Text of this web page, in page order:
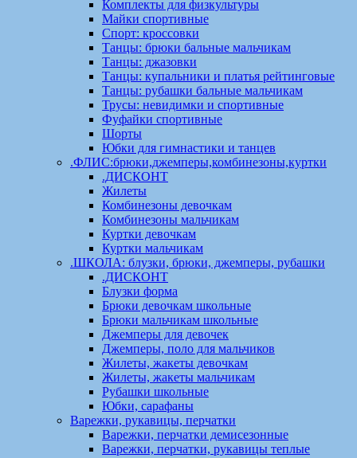
Комплекты для физкультуры
Майки спортивные
Спорт: кроссовки
Танцы: брюки бальные мальчикам
Танцы: джазовки
Танцы: купальники и платья рейтинговые
Танцы: рубашки бальные мальчикам
Трусы: невидимки и спортивные
Фуфайки спортивные
Шорты
Юбки для гимнастики и танцев
.ФЛИС:брюки,джемперы,комбинезоны,куртки
.ДИСКОНТ
Жилеты
Комбинезоны девочкам
Комбинезоны мальчикам
Куртки девочкам
Куртки мальчикам
.ШКОЛА: блузки, брюки, джемперы, рубашки
.ДИСКОНТ
Блузки форма
Брюки девочкам школьные
Брюки мальчикам школьные
Джемперы для девочек
Джемперы, поло для мальчиков
Жилеты, жакеты девочкам
Жилеты, жакеты мальчикам
Рубашки школьные
Юбки, сарафаны
Варежки, рукавицы, перчатки
Варежки, перчатки демисезонные
Варежки, перчатки, рукавицы теплые